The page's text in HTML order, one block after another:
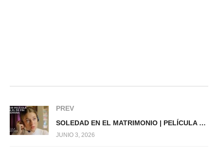
PREV
SOLEDAD EN EL MATRIMONIO | PELÍCULA COMPLETA
JUNIO 3, 2026